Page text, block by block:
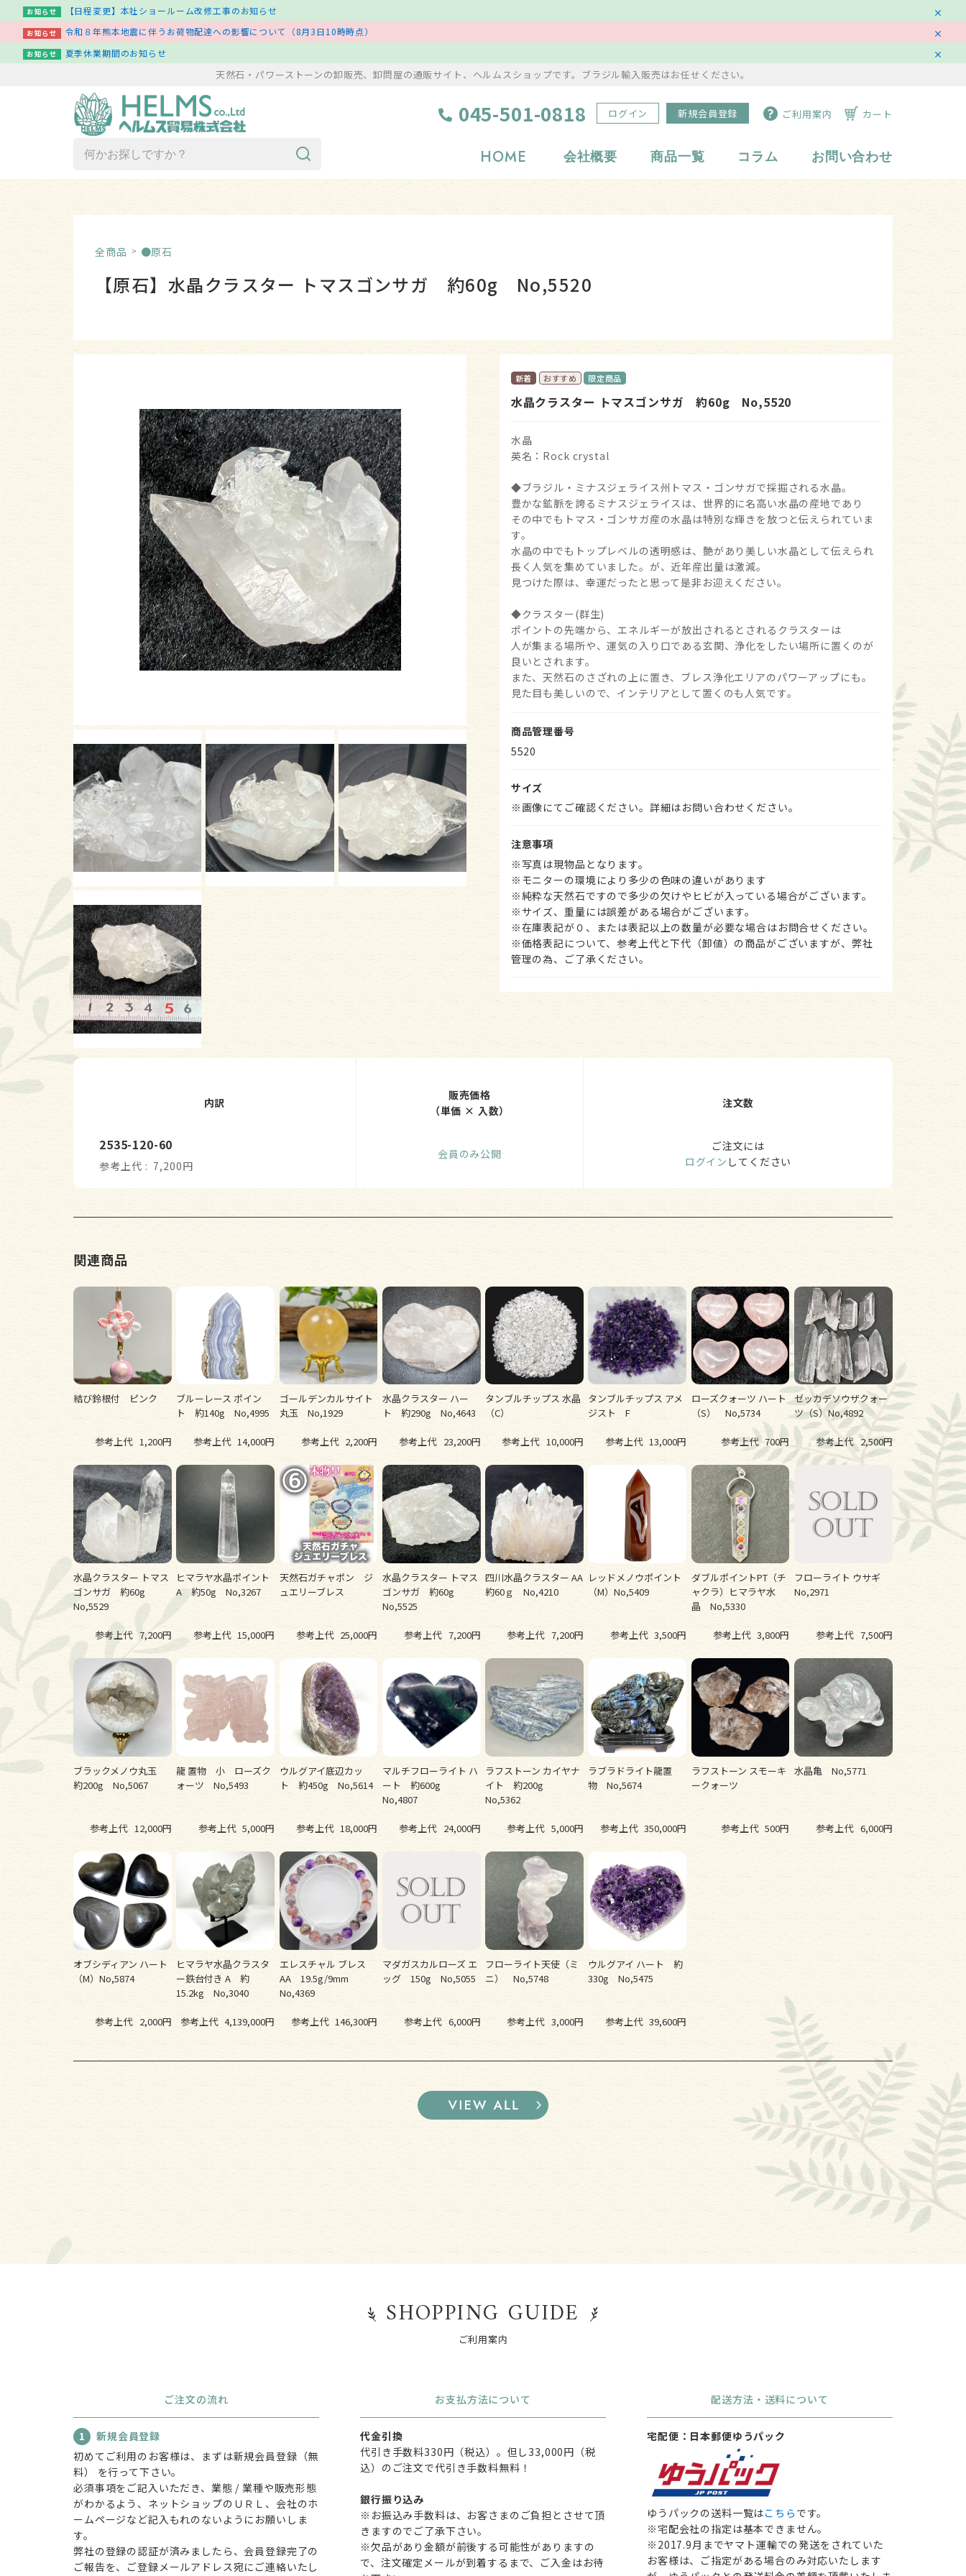
お知らせ 【日程変更】本社ショールーム改修工事のお知らせ
お知らせ 令和８年熊本地震に伴うお荷物配達への影響について（8月3日10時時点）
お知らせ 夏季休業期間のお知らせ
天然石・パワーストーンの卸販売、卸問屋の通販サイト、ヘルムスショップです。ブラジル輸入販売はお任せください。
045-501-0818 ログイン 新規会員登録 ご利用案内 カート
HOME 会社概要 商品一覧
原石 ストラップ・根付
コラム お問い合わせ
全商品 ●原石
【原石】水晶クラスター トマスゴンサガ 約60g No,5520
水晶クラスター トマスゴンサガ 約60g No,5520
水晶
英名：Rock crystal
◆ブラジル・ミナスジェライス州トマス・ゴンサガで採掘される水晶。
豊かな鉱脈を誇るミナスジェライスは、世界的に名高い水晶の産地であり
その中でもトマス・ゴンサガ産の水晶は特別な輝きを放つと伝えられていま
す。
水晶の中でもトップレベルの透明感は、艶があり美しい水晶として伝えられ
長く人気を集めていました。が、近年産出量は激減。
見つけた際は、幸運だったと思って是非お迎えください。
◆クラスター(群生)
ポイントの先端から、エネルギーが放出されるとされるクラスターは
人が集まる場所や、運気の入り口である玄関、浄化をしたい場所に置くのが
良いとされます。
また、天然石のさざれの上に置き、ブレス浄化エリアのパワーアップにも。
見た目も美しいので、インテリアとして置くのも人気です。
商品管理番号
5520
サイズ
※画像にてご確認ください。詳細はお問い合わせください。
注意事項
※写真は現物品となります。
※モニターの環境により多少の色味の違いがあります
※純粋な天然石ですので多少の欠けやヒビが入っている場合がございます。
※サイズ、重量には誤差がある場合がございます。
※在庫表記が０、または表記以上の数量が必要な場合はお問合せください。
※価格表記について、参考上代と下代（卸値）の商品がございますが、弊社
管理の為、ご了承ください。
内訳
販売価格
（単価 × 入数）
注文数
2535-120-60
参考上代 7,200円
会員のみ公開
ご注文には
ログイン してください
関連商品
結び鈴根付 ピンク
参考上代 1,200円
ブルーレース ポイン
ト 約140g No,4995
参考上代 14,000円
ゴールデンカルサイト
丸玉 No,1929
参考上代 2,200円
水晶クラスター ハー
ト 約290g No,4643
参考上代 23,200円
タンブルチップス 水晶
（C）
参考上代 10,000円
タンブルチップス アメ
ジスト F
参考上代 13,000円
ローズクォーツ ハート
（S） No,5734
参考上代 700円
ゼッカデソウザクォー
ツ（S）No,4892
参考上代 2,500円
水晶クラスター トマス
ゴンサガ 約60g
No,5529
参考上代 7,200円
ヒマラヤ水晶ポイント
A 約50g No,3267
参考上代 15,000円
天然石ガチャポン ジ
ュエリーブレス
参考上代 25,000円
水晶クラスター トマス
ゴンサガ 約60g
No,5525
参考上代 7,200円
四川水晶クラスター AA
約60ｇ No,4210
参考上代 7,200円
レッドメノウポイント
（M）No,5409
参考上代 3,500円
ダブルポイントPT（チ
ャクラ）ヒマラヤ水
晶 No,5330
参考上代 3,800円
フローライト ウサギ
No,2971
参考上代 7,500円
ブラックメノウ丸玉
約200g No,5067
参考上代 12,000円
龍 置物 小 ローズク
ォーツ No,5493
参考上代 5,000円
ウルグアイ底辺カッ
ト 約450g No,5614
参考上代 18,000円
マルチフローライト ハ
ート 約600g
No,4807
参考上代 24,000円
ラフストーン カイヤナ
イト 約200g
No,5362
参考上代 5,000円
ラブラドライト龍置
物 No,5674
参考上代 350,000円
ラフストーン スモーキ
ークォーツ
参考上代 500円
水晶亀 No,5771
参考上代 6,000円
オブシディアン ハート
（M）No,5874
参考上代 2,000円
ヒマラヤ水晶クラスタ
ー鉄台付き A 約
15.2kg No,3040
参考上代 4,139,000円
エレスチャル ブレス
AA 19.5g/9mm
No,4369
参考上代 146,300円
マダガスカルローズ エ
ッグ 150g No,5055
参考上代 6,000円
フローライト天使（ミ
ニ） No,5748
参考上代 3,000円
ウルグアイ ハート 約
330g No,5475
参考上代 39,600円
SHOPPING GUIDE
ご利用案内
ご注文の流れ
1
新規会員登録
初めてご利用のお客様は、まずは新規会員登録（無
料） を行って下さい。
必須事項をご記入いただき、業態 / 業種や販売形態
がわかるよう、ネットショップのＵＲＬ、会社のホ
ームページなど記入もれのないようにお願いしま
す。
弊社の登録の認証が済みましたら、会員登録完了の
ご報告を、ご登録メールアドレス宛にご連絡いたし
お支払方法について
代金引換
代引き手数料330円（税込）。但し33,000円（税
込）のご注文で代引き手数料無料！
銀行振り込み
※お振込み手数料は、お客さまのご負担とさせて頂
きますのでご了承下さい。
※欠品があり金額が前後する可能性がありますの
で、注文確定メールが到着するまで、ご入金はお待
配送方法・送料について
宅配便：日本郵便ゆうパック
ゆうパックの送料一覧はこちら です。
※宅配会社の指定は基本できません。
※2017.9月までヤマト運輸での発送をされていた
お客様は、ご指定がある場合のみ対応いたします